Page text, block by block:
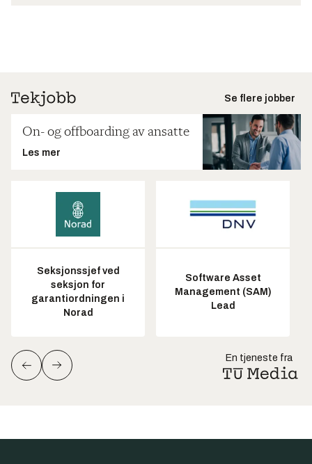
Se flere jobber
On- og offboarding av ansatte
Les mer
Seksjonssjef ved
seksjon for
garantiordningen i
Norad
Software Asset
Management (SAM)
Lead
En tjeneste fra